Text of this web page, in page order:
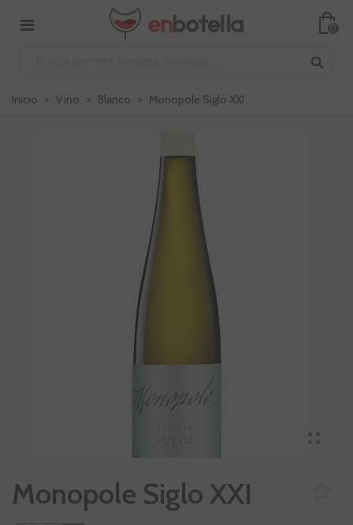
0
Inicio > Vino > Blanco > Monopole Siglo XXI
Monopole Siglo XXI